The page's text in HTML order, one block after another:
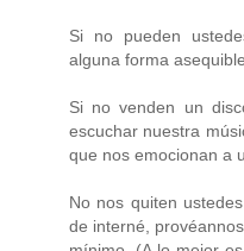
Si no pueden
alguna forma
Si no venden un
escuchar nuestra
que nos emocionan a
No nos quiten
de interné,